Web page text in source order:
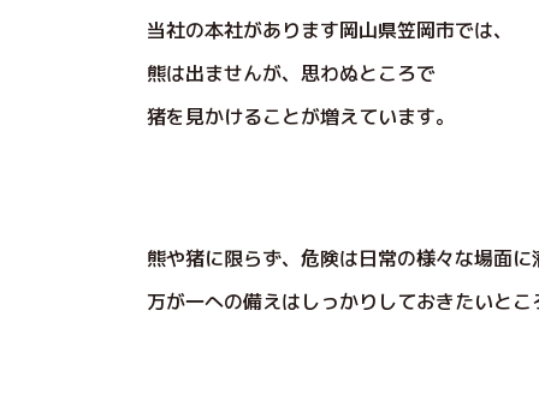
当社の本社があります岡山県笠岡市では、
熊は出ませんが、思わぬところで
猪を見かけることが増えています。
熊や猪に限らず、危険は日常の様々な場面に
万が一への備えはしっかりしておきたいとこ